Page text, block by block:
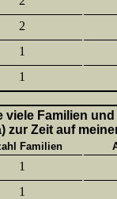
2
1
1
viele Familien
zur Zeit auf
Familien
1
1